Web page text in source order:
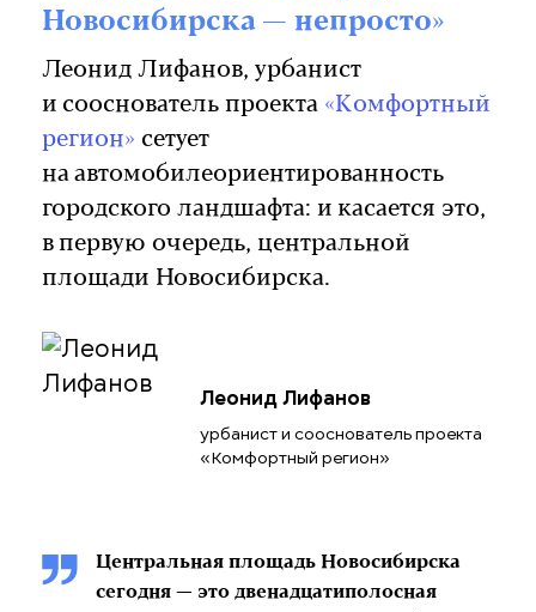
Новосибирска — непросто»
Леонид Лифанов, урбанист
и сооснователь проекта «Комфортный
регион» сетует
на автомобилеориентированность
городского ландшафта: и касается это,
в первую очередь, центральной
площади Новосибирска.
Леонид Лифанов
урбанист и сооснователь проекта
«Комфортный регион»
Центральная площадь Новосибирска
сегодня — это двенадцатиполосная